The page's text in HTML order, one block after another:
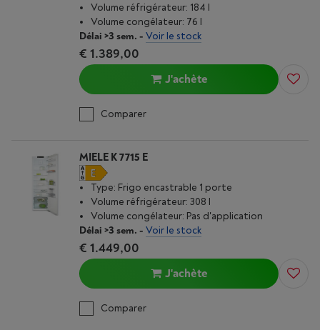
Volume réfrigérateur: 184 l
Volume congélateur: 76 l
Délai >3 sem. - Voir le stock
€ 1.389,00
J'achète
Comparer
MIELE K 7715 E
Type: Frigo encastrable 1 porte
Volume réfrigérateur: 308 l
Volume congélateur: Pas d'application
Délai >3 sem. - Voir le stock
€ 1.449,00
J'achète
Comparer